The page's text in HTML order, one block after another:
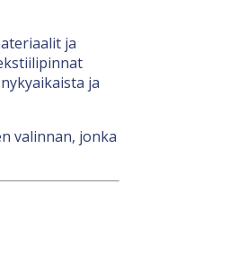
ja
ja
valinnan, jonka